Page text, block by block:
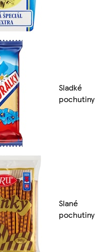
Sladké
pochutiny
Slané
pochutiny